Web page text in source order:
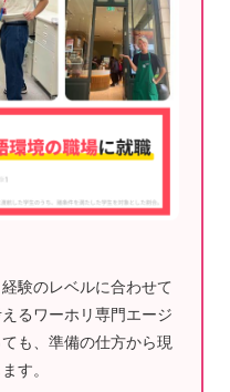
験のレベルに合わせて
るワーホリ専門エージ
も、準備の仕方から現
す。